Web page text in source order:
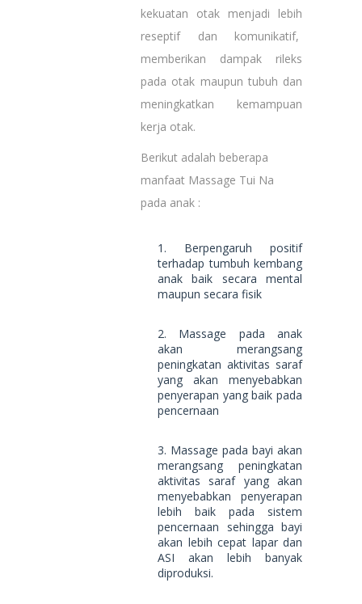
kekuatan otak menjadi lebih
reseptif dan komunikatif,
memberikan dampak rileks
pada otak maupun tubuh dan
meningkatkan kemampuan
kerja otak.
Berikut adalah beberapa
manfaat Massage Tui Na
pada anak :
1. Berpengaruh positif
terhadap tumbuh kembang
anak baik secara mental
maupun secara fisik
2. Massage pada anak
akan merangsang
peningkatan aktivitas saraf
yang akan menyebabkan
penyerapan yang baik pada
pencernaan
3. Massage pada bayi akan
merangsang peningkatan
aktivitas saraf yang akan
menyebabkan penyerapan
lebih baik pada sistem
pencernaan sehingga bayi
akan lebih cepat lapar dan
ASI akan lebih banyak
diproduksi.